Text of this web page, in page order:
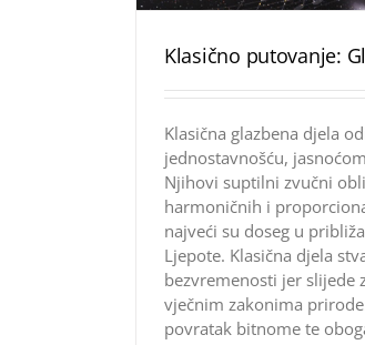
Klasično putovanje:
Klasična glazbena djela
jednostavnošću,
Njihovi suptilni zvučni
harmoničnih i
najveći su doseg u
Ljepote. Klasična djela
bezvremenosti jer slijede
vječnim zakonima
povratak bitnome te